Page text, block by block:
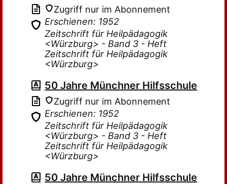
Zugriff nur im Abonnement
Erschienen: 1952
Zeitschrift für Heilpädagogik
<Würzburg> - Band 3 - Heft
Zeitschrift für Heilpädagogik
<Würzburg>
50 Jahre Münchner Hilfsschule
Zugriff nur im Abonnement
Erschienen: 1952
Zeitschrift für Heilpädagogik
<Würzburg> - Band 3 - Heft
Zeitschrift für Heilpädagogik
<Würzburg>
50 Jahre Münchner Hilfsschule